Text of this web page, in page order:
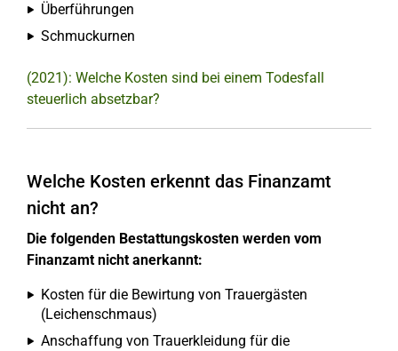
Überführungen
Schmuckurnen
(2021): Welche Kosten sind bei einem Todesfall
steuerlich absetzbar?
Welche Kosten erkennt das Finanzamt
nicht an?
Die folgenden Bestattungskosten werden vom
Finanzamt nicht anerkannt:
Kosten für die Bewirtung von Trauergästen
(Leichenschmaus)
Anschaffung von Trauerkleidung für die